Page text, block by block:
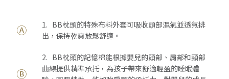
Ⓐ
1. BB枕頭的特殊布料外套可吸收頭部濕氣並透氣排
出，保持乾爽放鬆舒適。
Ⓑ
2. BB枕頭的記憶棉能根據嬰兒的頭部、肩部和頸部
曲線提供精準𠄘托，為孩子帶來舒適輕盈的睡眠體